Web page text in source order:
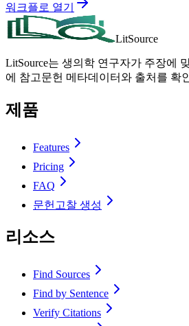
워크플로 열기
LitSource
LitSource는 생의학 연구자가 주장에
에 참고문헌 메타데이터와 출처를 확
제품
Features
Pricing
FAQ
문헌고찰 생성
리소스
Find Sources
Find by Sentence
Verify Citations